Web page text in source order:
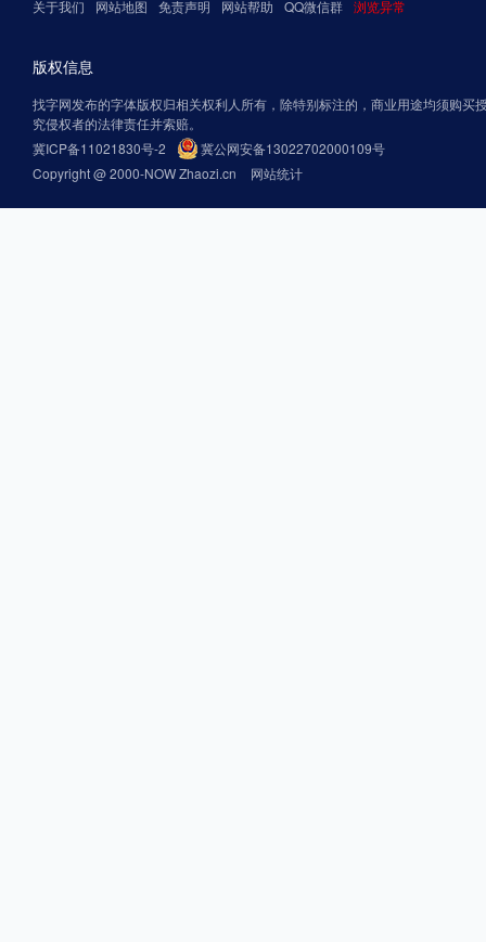
关于我们 网站地图 免责声明 网站帮助 QQ微信群 浏览异常
版权信息
找字网发布的字体版权归相关权利人所有，除特别标注的，商业用途均须购买
究侵权者的法律责任并索赔。
冀ICP备11021830号-2
冀公网安备13022702000109号
Copyright @ 2000-NOW Zhaozi.cn
网站统计